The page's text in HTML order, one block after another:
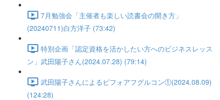
7月勉強会「主催者も楽しい読書会の開き方」
(20240711)白方洋子 (73:42)
特別企画「認定資格を活かしたい方へのビジネスレッス
ン」武田陽子さん(2024.07.28) (79:14)
武田陽子さんによるビフォアフグルコン①(2024.08.09)
(124:28)